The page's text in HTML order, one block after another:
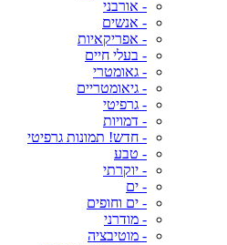
- אורבני
- אנשים
- אפריקאיות
- בעלי חיים
- גאומטרי
- גיאומטריים
- גרפיטי
- דמויות
- חדש! תמונות גרפיטי
- טבע
- יוקרתי
- ים
- ים וחופים
- מודרני
- מוטיבציה